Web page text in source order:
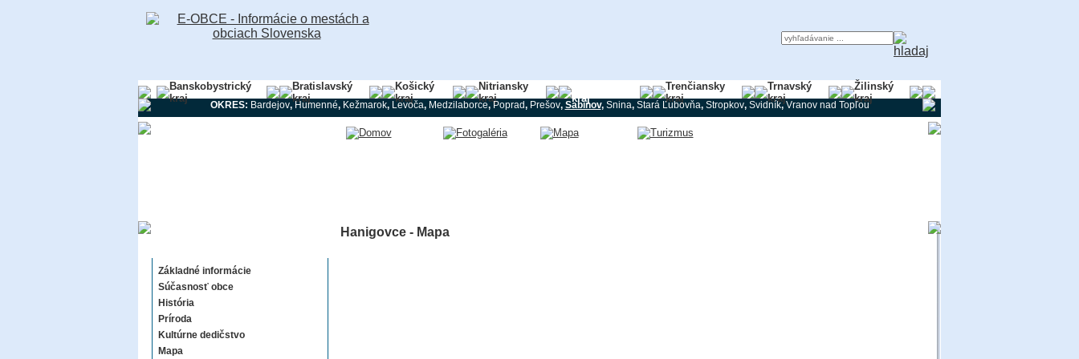
Banskobystrický
kraj
Bratislavský
kraj
Košický
kraj
Nitriansky
kraj
kraj
Trenčiansky
kraj
Trnavský
kraj
Žilinský
kraj
OKRES: Bardejov,Humenné, Kežmarok, Levoča, Medzilaborce,Poprad, Prešov, Sabinov, Snina, Stará Ľubovňa, Stropkov, Svidník,Vranov nad Topľou
Základné informácie
Súčasnosť obce
História
Príroda
Kultúrne dedičstvo
Mapa
Hanigovce - Mapa